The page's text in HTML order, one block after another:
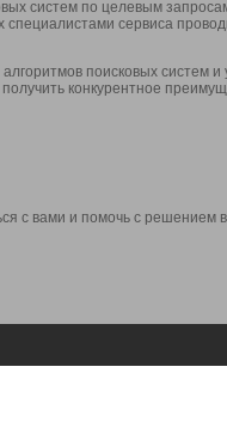
систем по целевым
сервиса
поисковых систем и
конкурентное
с вами и помочь с решением